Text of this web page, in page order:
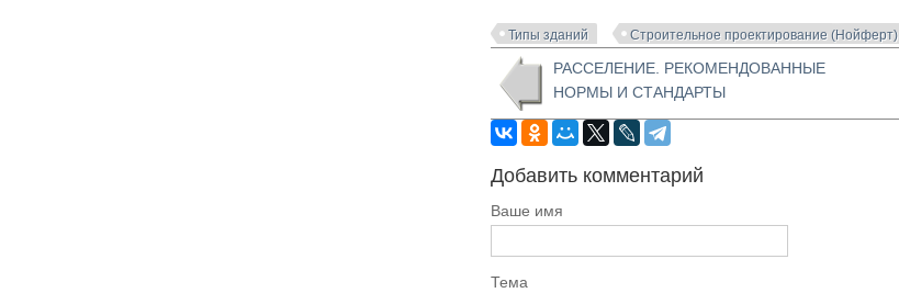
Типы зданий Строительное проектирование (Нойферт)
РАССЕЛЕНИЕ. РЕКОМЕНДОВАННЫЕ
НОРМЫ И СТАНДАРТЫ
Добавить комментарий
Ваше имя
Тема